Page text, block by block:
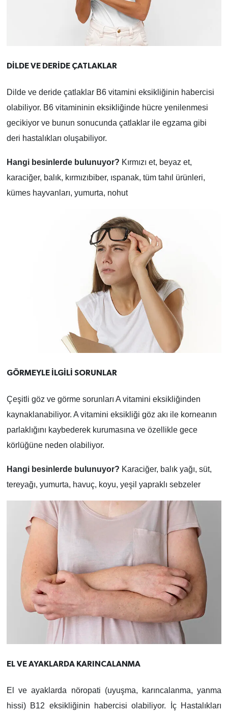
DİLDE VE DERİDE ÇATLAKLAR
Dilde ve deride çatlaklar B6 vitamini eksikliğinin habercisi
olabiliyor. B6 vitamininin eksikliğinde hücre yenilenmesi
gecikiyor ve bunun sonucunda çatlaklar ile egzama gibi
deri hastalıkları oluşabiliyor.
Hangi besinlerde bulunuyor? Kırmızı et, beyaz et,
karaciğer, balık, kırmızıbiber, ıspanak, tüm tahıl ürünleri,
kümes hayvanları, yumurta, nohut
GÖRMEYLE İLGİLİ SORUNLAR
Çeşitli göz ve görme sorunları A vitamini eksikliğinden
kaynaklanabiliyor. A vitamini eksikliği göz akı ile korneanın
parlaklığını kaybederek kurumasına ve özellikle gece
körlüğüne neden olabiliyor.
Hangi besinlerde bulunuyor? Karaciğer, balık yağı, süt,
tereyağı, yumurta, havuç, koyu, yeşil yapraklı sebzeler
EL VE AYAKLARDA KARINCALANMA
El ve ayaklarda nöropati (uyuşma, karıncalanma, yanma
hissi) B12 eksikliğinin habercisi olabiliyor. İç Hastalıkları